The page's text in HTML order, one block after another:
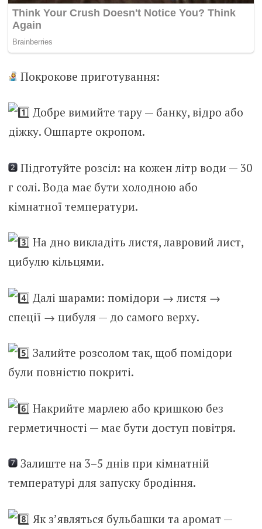
Покрокове приготування:
Добре вимийте тару — банку, відро або
діжку. Ошпарте окропом.
Підготуйте розсіл: на кожен літр води — 30
г солі. Вода має бути холодною або
кімнатної температури.
На дно викладіть листя, лавровий лист,
цибулю кільцями.
Далі шарами: помідори → листя →
спеції → цибуля — до самого верху.
Залийте розсолом так, щоб помідори
були повністю покриті.
Накрийте марлею або кришкою без
герметичності — має бути доступ повітря.
Залиште на 3–5 днів при кімнатній
температурі для запуску бродіння.
Як з’являться бульбашки та аромат —